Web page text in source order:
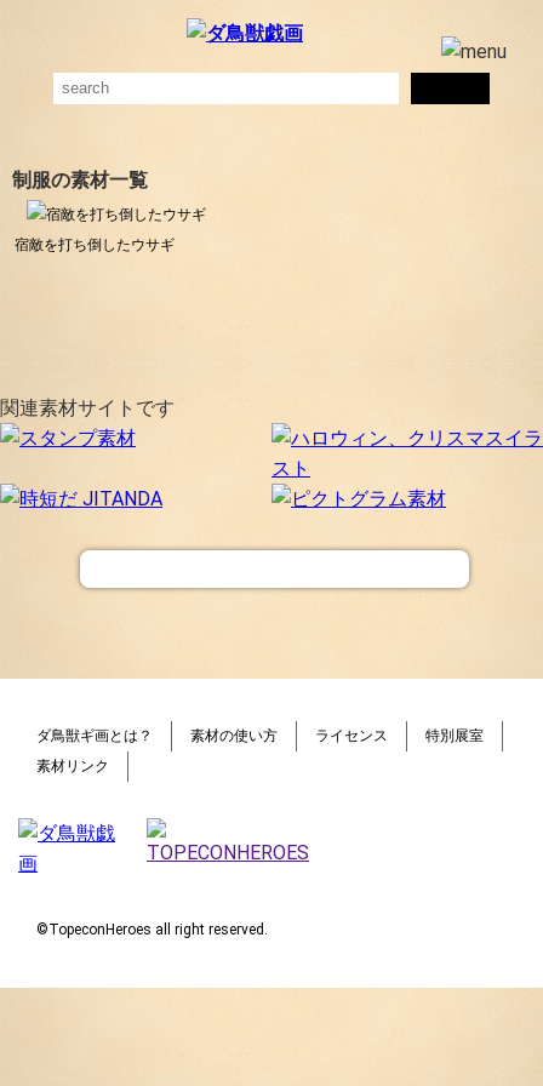
制服の素材一覧
宿敵を打ち倒したウサギ
関連素材サイトです
ダ鳥獣ギ画とは？ 素材の使い方 ライセンス
特別展室
素材リンク
©TopeconHeroes all right reserved.